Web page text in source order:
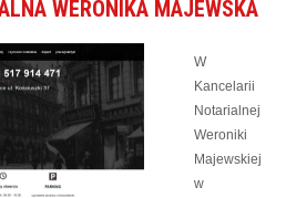
WERONIKA MAJEWSKA
W
Kancelarii
Notarialnej
Weroniki
Majewskiej
w